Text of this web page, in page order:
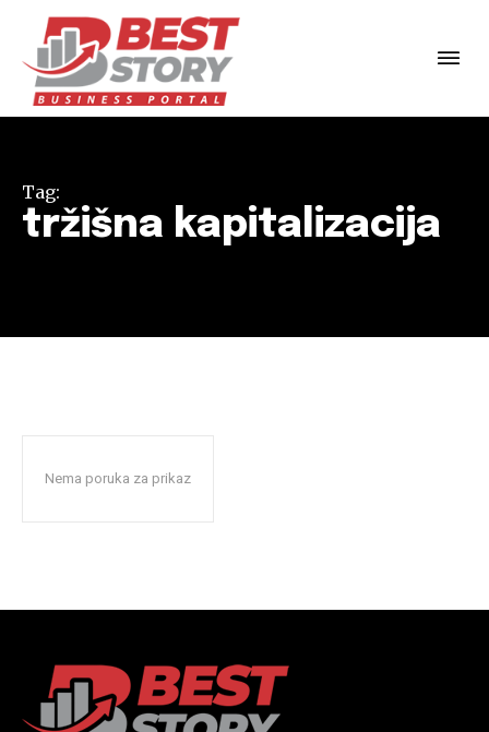
Tag:
tržišna kapitalizacija
Nema poruka za prikaz